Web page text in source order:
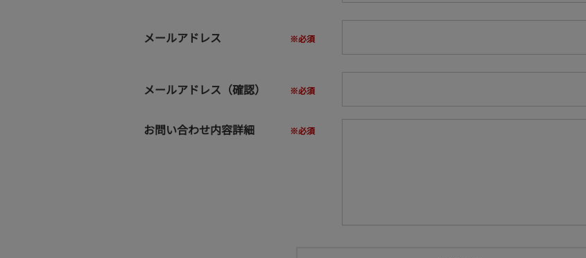
メールアドレス
メールアドレス（確認）
お問い合わせ内容詳細